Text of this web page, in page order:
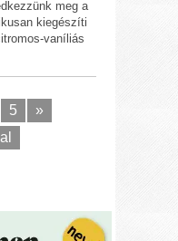
meg a
kiegészíti
vaníliás
5
»